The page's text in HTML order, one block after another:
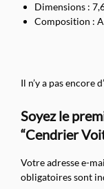
Dimensions :
Composition :
Il n’y a pas encore
Soyez le
“Cendrier
Votre adresse e-
obligatoires sont